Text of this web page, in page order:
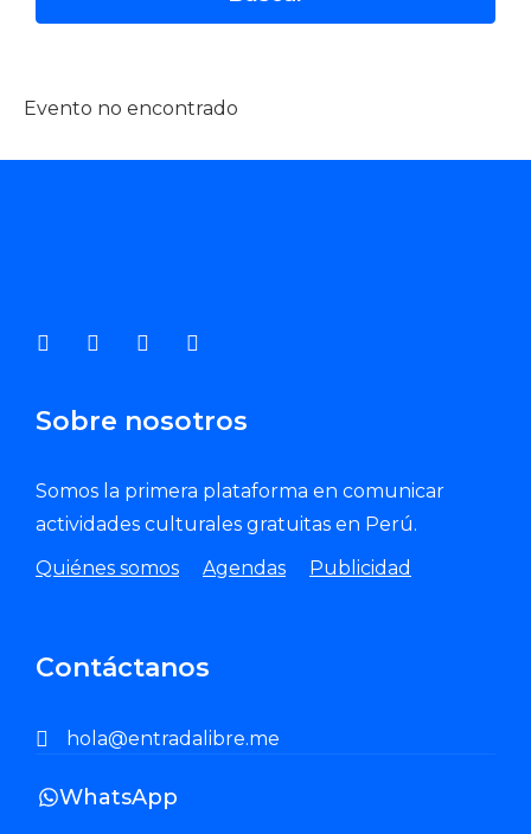
Evento no encontrado
Sobre nosotros
Somos la primera plataforma en comunicar
actividades culturales gratuitas en Perú.
Quiénes somos
Agendas Publicidad
Contáctanos
hola@entradalibre.me
WhatsApp